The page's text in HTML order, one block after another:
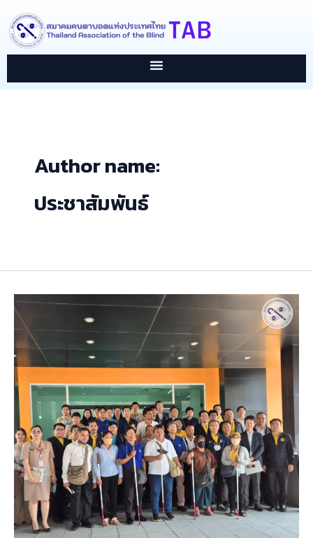
content
Skip
to
content
Author name:
ประชาสัมพันธ์
สมาคม
คน
ตาบอด
แห่ง
ประเทศไทย
ร่วม
ทดสอบ
ระบบ
ไฟ
สัญญาณ
ถนน
มุ่ง